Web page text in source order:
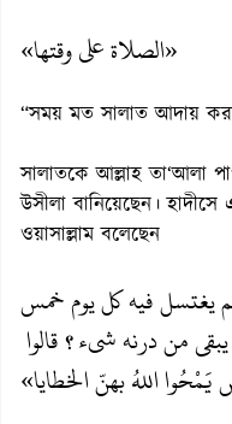
«الصلاة على وقتها»
“সময় মত সালাত আদায়
সালাতকে আল্লাহ তা‘আলা
উসীলা বানিয়েছেন। হাদীসে
ওয়াসাল্লাম বলেছেন
يغتسل فيه كل يوم خمس
من درنه شيء؟ قالوا
اللهُ بهنّ الخطايا»